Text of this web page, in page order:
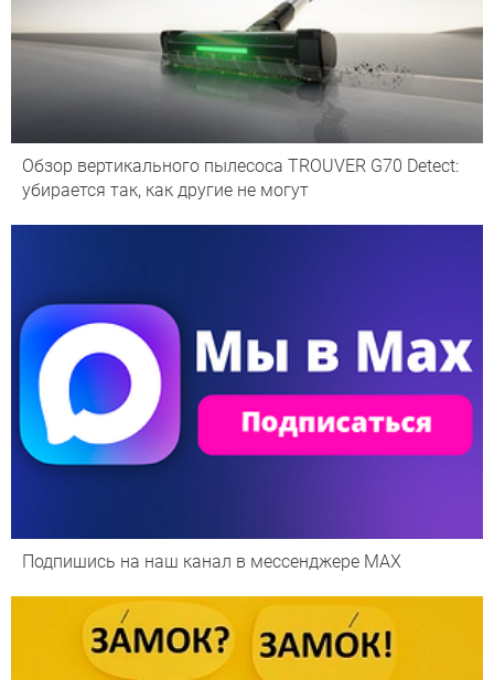
Обзор вертикального пылесоса TROUVER G70 Detect:
убирается так, как другие не могут
Подпишись на наш канал в мессенджере МАХ